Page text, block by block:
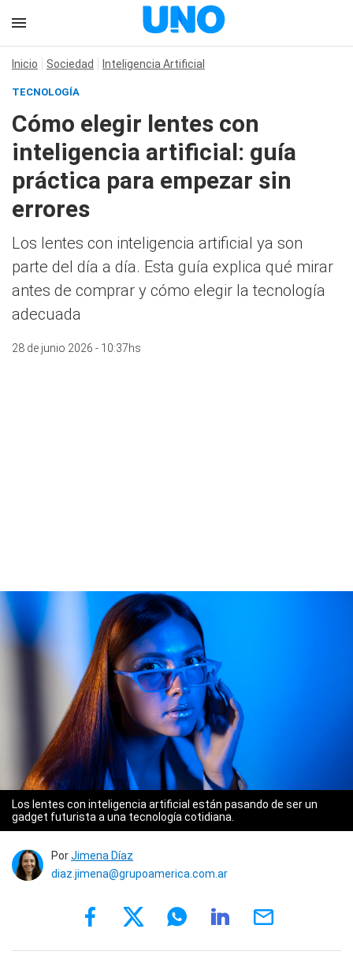
Inicio Sociedad Inteligencia Artificial
TECNOLOGÍA
Cómo elegir lentes con
inteligencia artificial: guía
práctica para empezar sin
errores
Los lentes con inteligencia artificial ya son
parte del día a día. Esta guía explica qué mirar
antes de comprar y cómo elegir la tecnología
adecuada
28 de junio 2026 - 10:37hs
Los lentes con inteligencia artificial están pasando de ser un
gadget futurista a una tecnología cotidiana.
PorJimena Díaz
diaz.jimena@grupoamerica.com.ar